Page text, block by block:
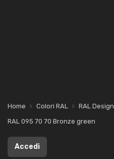
Home Colori RAL RAL Design
RAL 095 70 70 Bronze green
Accedi